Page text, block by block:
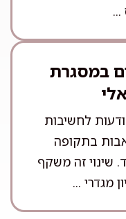
במסגרת
לחשיבות
בתקופה
שינוי זה משקף
מגדרי ...